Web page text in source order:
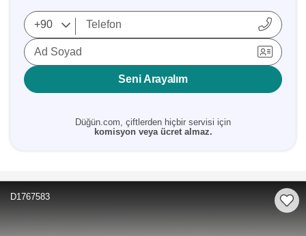
Ad Soyad
Seni Arayalım
Düğün.com, çiftlerden hiçbir servisi için
komisyon veya ücret almaz.
D1767583